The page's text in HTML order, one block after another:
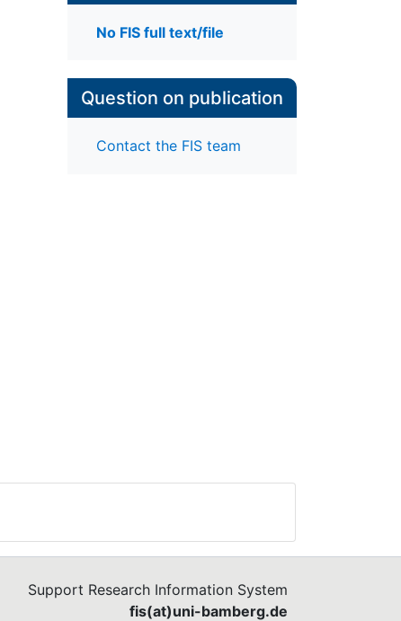
No FIS full text/file
Question on publication
Contact the FIS team
Support Research Information System
fis(at)uni-bamberg.de